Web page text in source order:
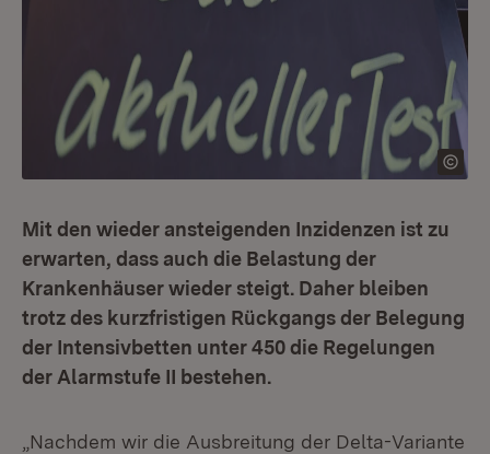
Mit den wieder ansteigenden Inzidenzen ist zu
erwarten, dass auch die Belastung der
Krankenhäuser wieder steigt. Daher bleiben
trotz des kurzfristigen Rückgangs der Belegung
der Intensivbetten unter 450 die Regelungen
der Alarmstufe II bestehen.
„Nachdem wir die Ausbreitung der Delta-Variante